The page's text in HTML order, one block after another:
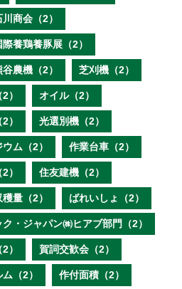
川商会（2）
際養鶏養豚展（2）
谷農機（2） 芝刈機（2）
） オイル（2）
） 光選別機（2）
ム（2） 作業台車（2）
） 住友建機（2）
穫量（2） ばれいしょ（2）
・ジャパン㈱ヒアブ部門（2）
） 賀詞交歓会（2）
（2） 作付面積（2）